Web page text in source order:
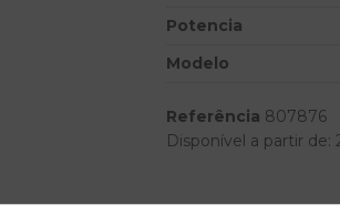
Potencia
Modelo
Referência 807876
Disponível a partir de: